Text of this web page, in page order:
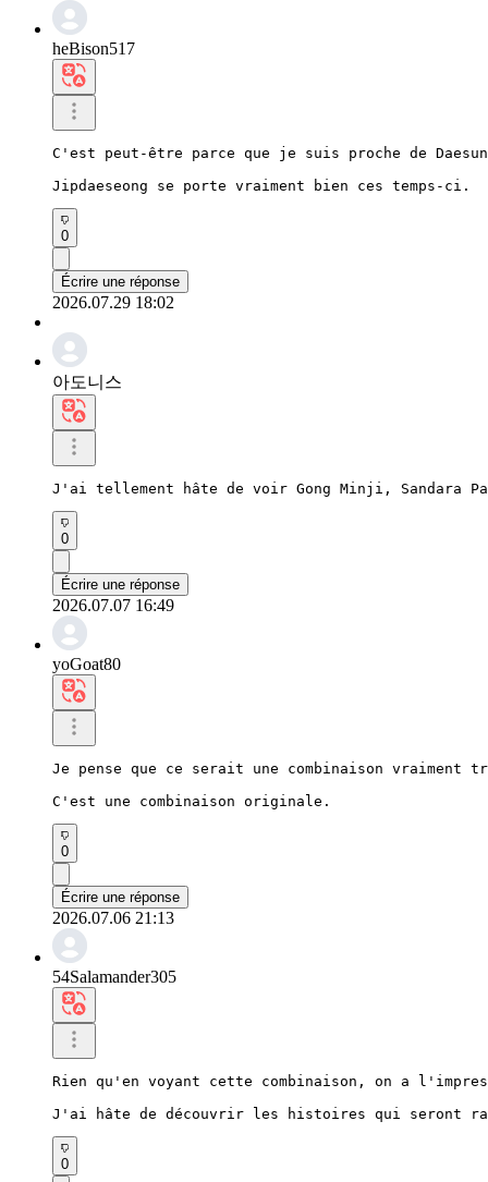
heBison517
C'est peut-être parce que je suis proche de
Jipdaeseong se porte vraiment bien ces temps-ci.
0
Écrire une réponse
2026.07.29 18:02
아도니스
J'ai tellement hâte de voir Gong Minji, Sandara
0
Écrire une réponse
2026.07.07 16:49
yoGoat80
Je pense que ce serait une combinaison vraiment
C'est une combinaison originale.
0
Écrire une réponse
2026.07.06 21:13
54Salamander305
Rien qu'en voyant cette combinaison, on a
J'ai hâte de découvrir les histoires qui seront
0